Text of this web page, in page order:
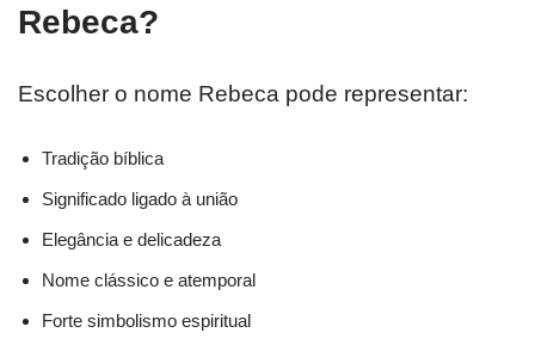
Rebeca?
Escolher o nome Rebeca pode representar:
Tradição bíblica
Significado ligado à união
Elegância e delicadeza
Nome clássico e atemporal
Forte simbolismo espiritual